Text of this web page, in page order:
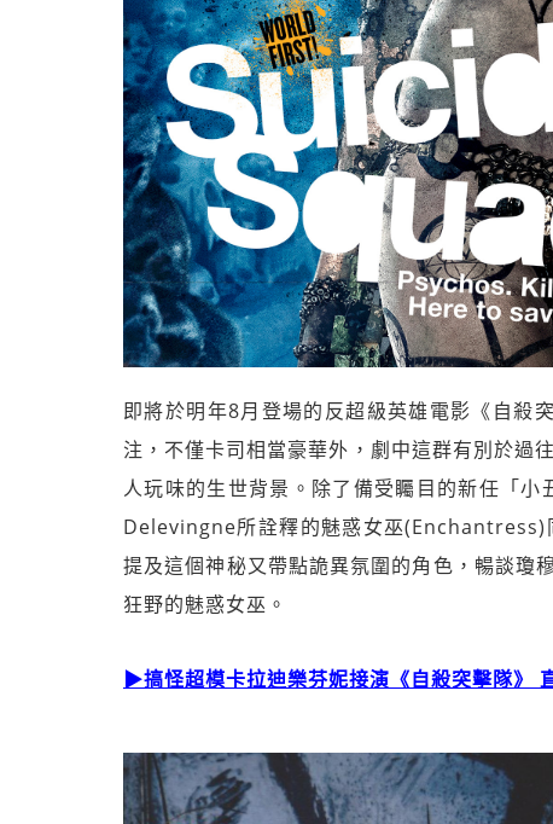
即將於明年8月登場的反超級英雄電影《自殺
注，不僅卡司相當豪華外，劇中這群有別於過
人玩味的生世背景。除了備受矚目的新任「
Delevingne所詮釋的魅惑女巫(Enchantress)
提及這個神秘又帶點詭異氛圍的角色，暢談瓊
狂野的魅惑女巫。
▶搞怪超模卡拉迪樂芬妮接演《自殺突擊隊》